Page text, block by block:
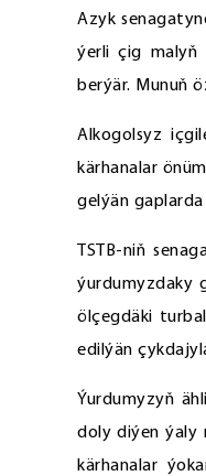
Azyk
ýerli çig malyň
berýär. Munuň
Alkogolsyz
kärhanalar
gelýän
TSTB-niň
ýurdumyzdaky
ölçegdäki
edilýän
Ýurdumyzyň
doly diýen ýaly
kärhanalar